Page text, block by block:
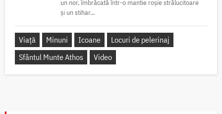
un nor, îmbrăcată într-o mantie roșie strălucitoare
și un stihar...
Viață Minuni Icoane
Locuri de pelerinaj
Sfântul Munte Athos
Video